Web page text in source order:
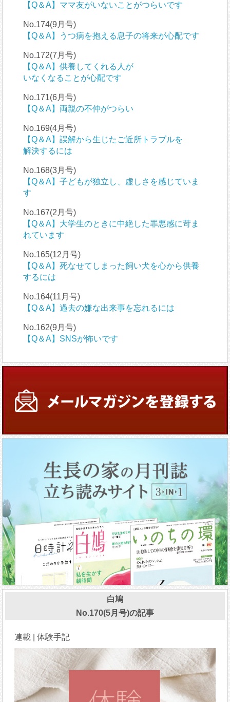
【Q＆A】ママ友がいないことがつらいです
No.174(9月号)
【Q＆A】うつ病を抱える息子の将来が心配です
No.172(7月号)
【Q＆A】供養してくれる人が
いなくなることが心配です
No.171(6月号)
【Q＆A】両親の不仲がつらい
No.169(4月号)
【Q＆A】誤解から生じたご近所トラブルを
解決するには
No.168(3月号)
【Q＆A】子どもが独立し、虚しさを感じていま
す
No.167(2月号)
【Q＆A】大学生のときに中絶した罪悪感に苛ま
れています
No.165(12月号)
【Q＆A】死なせてしまった飼い犬を心から供養
するには
No.164(11月号)
【Q＆A】過去の嫌な出来事を忘れるには
No.162(9月号)
【Q＆A】SNSが怖いです
白鳩
No.170(5月号)の記事
連載 | 体験手記